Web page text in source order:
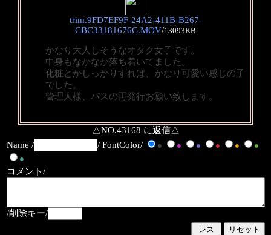
trim.9FD7EF9F-24A2-411B-B267-
CBC33181676C.MOV/13093KB
かなり大人しそうなオタク女子です。
中身もなかなか落ち着いてました。
化粧とかしっかりすれば、かなり可愛い感じの子
でした。
管理人様、パスの再発行お願い致します。
△NO.43168 に返信△
Name /
/ FontColor/ ● ● ● ● ●
●
●
コメント/
/削除キー/